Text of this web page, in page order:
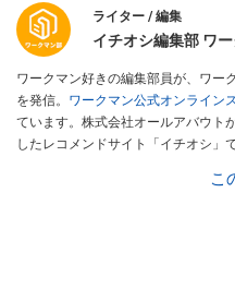
ライター / 編集
イチオシ編集部 ワ
ワークマン好きの編集部員が、ワー
を発信。 ワークマン公式オンライン
ています。株式会社オールアバウト
したレコメンドサイト「イチオシ」
こ